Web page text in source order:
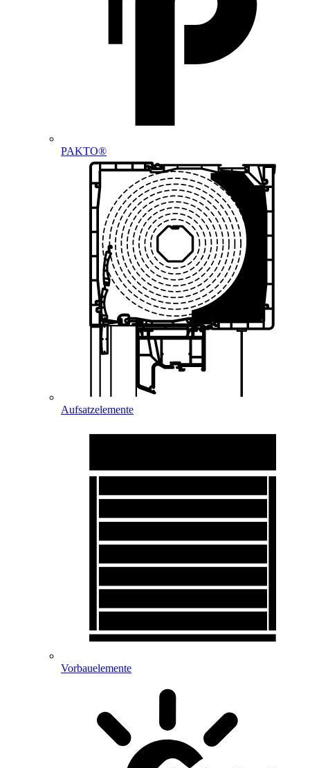
PAKTO®
Aufsatzelemente
Vorbauelemente